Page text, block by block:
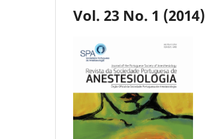
Vol. 23 No. 1 (2014)